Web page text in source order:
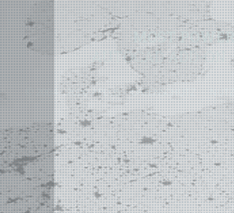
MOST
AUTOCAD ADD-
2004 - 2026 APLUS ·DATENSCHUTZ·